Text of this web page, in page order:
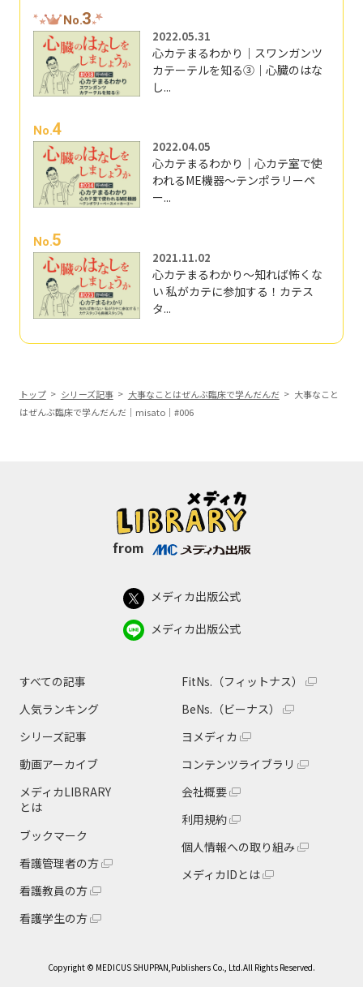
No.3
2022.05.31
心カテまるわかり｜スワンガンツ
カテーテルを知る③｜心臓のはな
し...
No.4
2022.04.05
心カテまるわかり｜心カテ室で使
われるME機器～テンポラリーペ
ー...
No.5
2021.11.02
心カテまるわかり～知れば怖くな
い 私がカテに参加する！カテス
タ...
トップ シリーズ記事 大事なことはぜんぶ臨床で学んだんだ
大事なこと
はぜんぶ臨床で学んだんだ｜misato｜#006
from
メディカ出版公式
メディカ出版公式
すべての記事
人気ランキング
シリーズ記事
動画アーカイブ
メディカLIBRARY
とは
ブックマーク
看護管理者の方
看護教員の方
看護学生の方
FitNs.（フィットナス）
BeNs.（ビーナス）
ヨメディカ
コンテンツライブラリ
会社概要
利用規約
個人情報への取り組み
メディカIDとは
Copyright © MEDICUS SHUPPAN,Publishers Co., Ltd.All Rights Reserved.